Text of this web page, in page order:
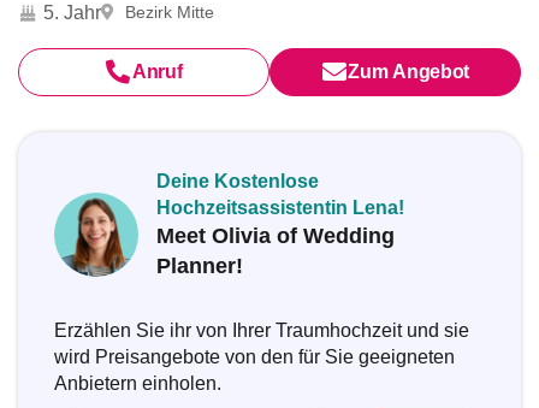
5. Jahr Bezirk Mitte
Anruf Zum Angebot
Deine Kostenlose
Hochzeitsassistentin Lena!
Meet Olivia of Wedding
Planner!
Erzählen Sie ihr von Ihrer Traumhochzeit und sie
wird Preisangebote von den für Sie geeigneten
Anbietern einholen.